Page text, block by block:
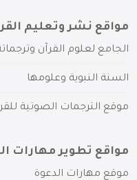
مواقع نشر وتعليم
الجامع لعلوم القرآن
السنة النبوية وعلومها
موقع الترجمات الصوتية
مواقع تطوير مهارات
موقع مهارات الدعوة